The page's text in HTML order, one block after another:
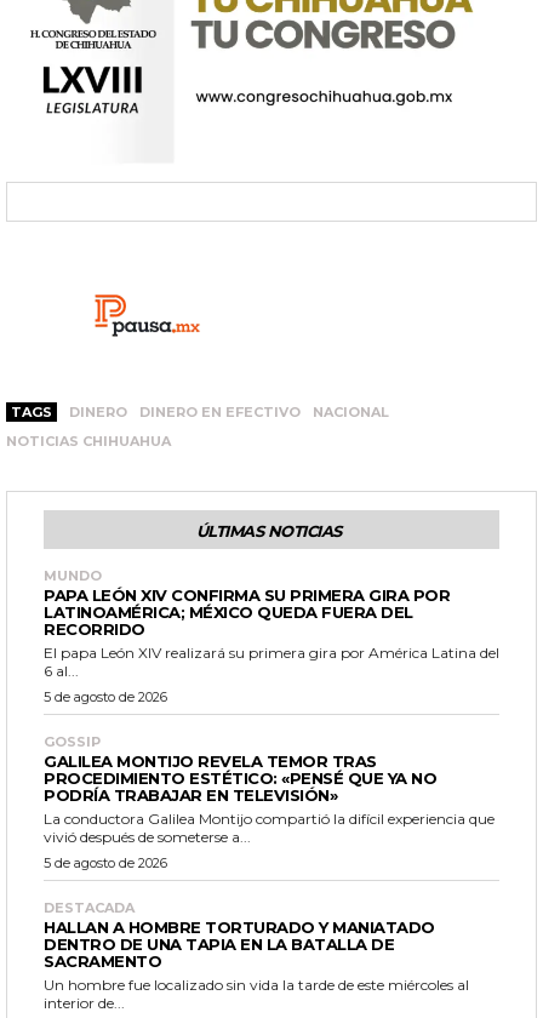
TAGS DINERO DINERO EN EFECTIVO
NACIONAL
NOTICIAS CHIHUAHUA
ÚLTIMAS NOTICIAS
MUNDO
PAPA LEÓN XIV CONFIRMA SU PRIMERA GIRA POR
LATINOAMÉRICA; MÉXICO QUEDA FUERA DEL
RECORRIDO
El papa León XIV realizará su primera gira por América Latina del
6 al...
5 de agosto de 2026
GOSSIP
GALILEA MONTIJO REVELA TEMOR TRAS
PROCEDIMIENTO ESTÉTICO: «PENSÉ QUE YA NO
PODRÍA TRABAJAR EN TELEVISIÓN»
La conductora Galilea Montijo compartió la difícil experiencia que
vivió después de someterse a...
5 de agosto de 2026
DESTACADA
HALLAN A HOMBRE TORTURADO Y MANIATADO
DENTRO DE UNA TAPIA EN LA BATALLA DE
SACRAMENTO
Un hombre fue localizado sin vida la tarde de este miércoles al
interior de...